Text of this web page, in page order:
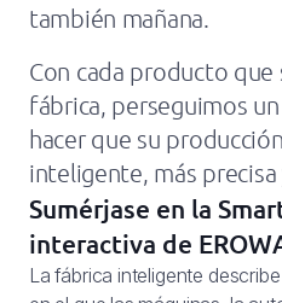
también mañana.
Con cada producto que
fábrica, perseguimos
hacer que su
inteligente, más
Sumérjase en la
interactiva de
La fábrica inteligente